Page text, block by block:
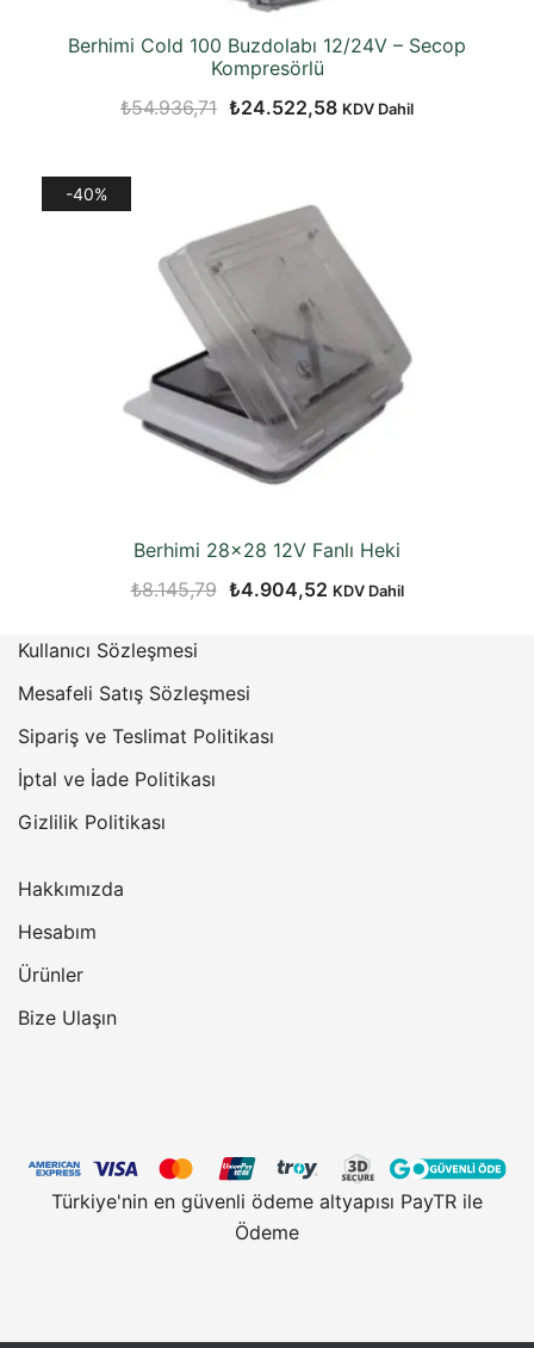
Berhimi Cold 100 Buzdolabı 12/24V – Secop
Kompresörlü
₺54.936,71 Orijinal
₺24.522,58Şu
KDV Dahil
-40%
Berhimi 28×28 12V Fanlı Heki
₺8.145,79 Orijinal
₺4.904,52Şu
KDV Dahil
Kullanıcı Sözleşmesi
Mesafeli Satış Sözleşmesi
Sipariş ve Teslimat Politikası
İptal ve İade Politikası
Gizlilik Politikası
Hakkımızda
Hesabım
Ürünler
Bize Ulaşın
Türkiye'nin en güvenli ödeme altyapısı PayTR ile
Ödeme